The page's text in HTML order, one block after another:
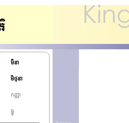
មីនា
មិថុនា
កញ្ញា
ធ្នូ